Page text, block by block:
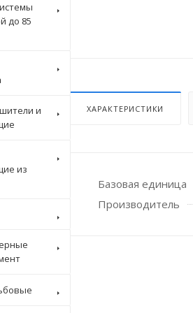
ХАРАКТЕРИСТИКИ
Базовая единица
Производитель
до 85
и
из